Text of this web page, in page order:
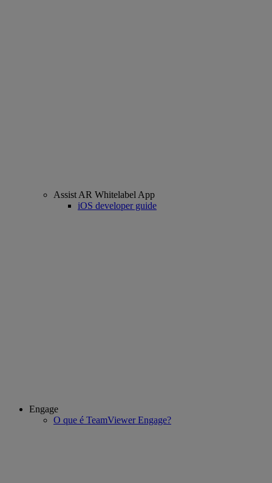
Assist AR Whitelabel App
iOS developer guide
Engage
O que é TeamViewer Engage?